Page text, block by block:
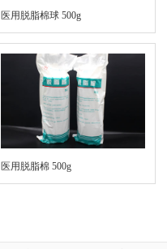
医用脱脂棉球 500g
医用脱脂棉 500g